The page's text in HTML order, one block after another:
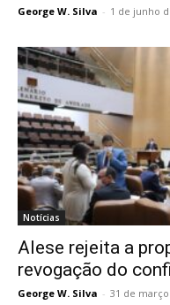
George W. Silva - 1 de junho
Notícias
Alese rejeita a
revogação do
George W. Silva - 31 de março